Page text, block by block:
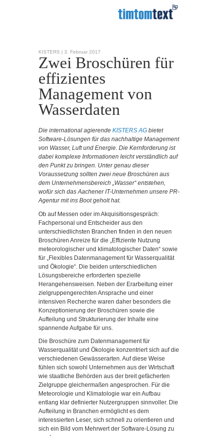
KISTERS | 3. Februar 2017
Zwei Broschüren für
effizientes
Management von
Wasserdaten
Die international agierende KISTERS AG bietet
Software-Lösungen für das nachhaltige Management
von Wasser, Luft und Energie. Die Kernforderung ist
dabei komplexe Informationen leicht verständlich auf
den Punkt zu bringen. Unter genau dieser
Voraussetzung sollten zwei neue Broschüren aus
dem Unternehmensbereich „Wasser“ entstehen,
wofür sich das Aachener IT-Unternehmen unsere PR-
Agentur mit ins Boot geholt hat.
Ob auf Messen oder im Akquisitionsgespräch:
Fachpersonal und Entscheider aus den
unterschiedlichsten Branchen finden in den neuen
Broschüren Anreize für die „Effiziente Nutzung
meteorologischer und klimatologischer Daten“ sowie
für „Flexibles Datenmanagement für Wasserqualität
und Ökologie“. Die beiden unterschiedlichen
Lösungsbereiche erforderten spezielle
Herangehensweisen. Neben der Erarbeitung einer
zielgruppengerechten Ansprache und einer
intensiven Recherche waren daher besonders die
Konzeptionierung der Broschüren sowie die
Aufteilung und Strukturierung der Inhalte eine
spannende Aufgabe für uns.
Die Broschüre zum Datenmanagement für
Wasserqualität und Ökologie konzentriert sich auf die
verschiedenen Gewässerarten. Auf diese Weise
fühlen sich sowohl Unternehmen aus der Wirtschaft
wie staatliche Behörden aus der breit gefächerten
Zielgruppe gleichermaßen angesprochen. Für die
Meteorologie und Klimatologie war ein Aufbau
entlang klar definierter Nutzergruppen sinnvoller. Die
Aufteilung in Branchen ermöglicht es dem
interessierten Leser, sich schnell zu orientieren und
sich ein Bild vom Mehrwert der Software-Lösung zu